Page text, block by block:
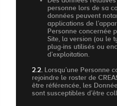
personne lors de sa
données peuvent
applications de
Personne concernée
Site, la version (ou le
plug-ins utilisés ou
d’exploitation.
2.2. Lorsqu’une Personne
rejoindre le roster de
être référencée, les
sont susceptibles d’être